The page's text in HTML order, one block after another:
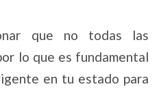
que no todas las
lo que es fundamental
en tu estado para